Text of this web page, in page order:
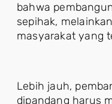
bahwa
sepihak,
masyarakat yang
Lebih jauh,
dipandang harus